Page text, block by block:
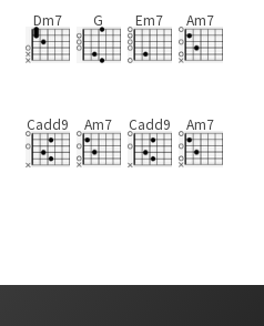
Dm7 G Em7 Am7
Cadd9 Am7 Cadd9 Am7